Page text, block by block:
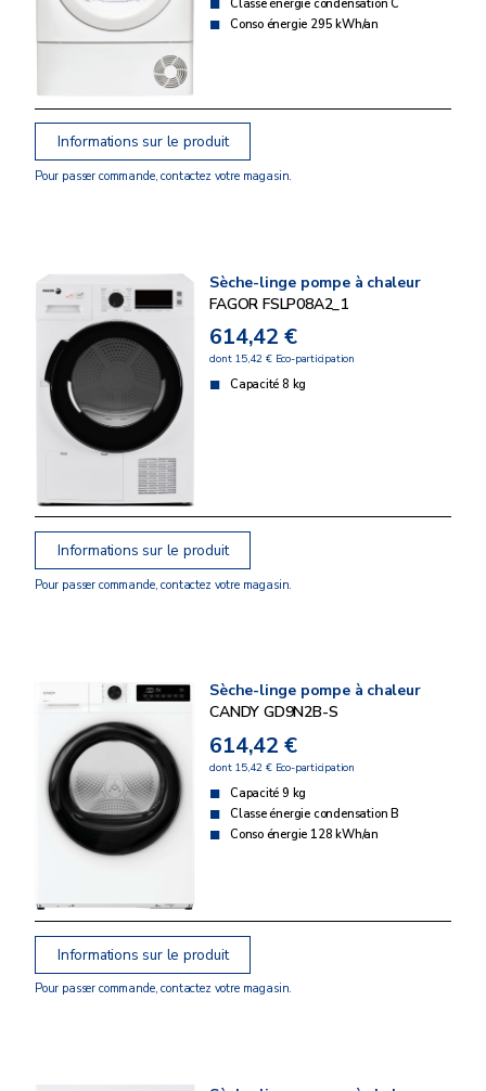
Classe énergie condensation C
Conso énergie 295 kWh/an
Informations sur le produit
Pour passer commande, contactez votre magasin.
Sèche-linge pompe à chaleur
FAGOR FSLP08A2_1
614,42 €
dont 15,42 € Eco-participation
Capacité 8 kg
Informations sur le produit
Pour passer commande, contactez votre magasin.
Sèche-linge pompe à chaleur
CANDY GD9N2B-S
614,42 €
dont 15,42 € Eco-participation
Capacité 9 kg
Classe énergie condensation B
Conso énergie 128 kWh/an
Informations sur le produit
Pour passer commande, contactez votre magasin.